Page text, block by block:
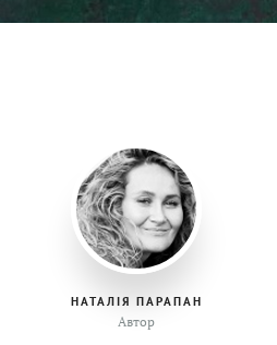
НАТАЛІЯ ПАРАПАН
Автор